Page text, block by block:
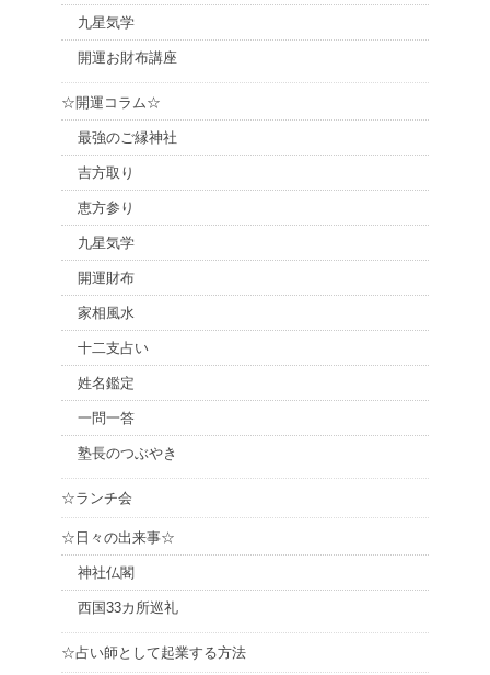
九星気学
開運お財布講座
☆開運コラム☆
最強のご縁神社
吉方取り
恵方参り
九星気学
開運財布
家相風水
十二支占い
姓名鑑定
一問一答
塾長のつぶやき
☆ランチ会
☆日々の出来事☆
神社仏閣
西国33カ所巡礼
☆占い師として起業する方法